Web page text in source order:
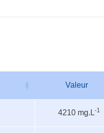
Valeur
4210 mg.L-1